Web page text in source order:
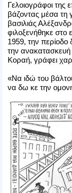
Γελοιογράφοι της
βάζοντας μέσα τη
βασιλιάς
φιλοξενήθηκε στο
1959, την περίοδο
την ανακατασκευή
Κοραή, γράφει
«Να ιδώ του
να δω κε την